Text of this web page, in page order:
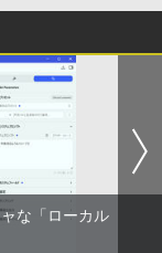
800 G
リ16GB Core i3
ウトレット 返
トップパソコン
ップパソコン デス
付き
]【PCモニター・
料無料】
冠獲得】黒/白 モ
/ 27型 240Hz/2
ゲーミングモ
ミック 全巻セッ
続巻)小山宙哉
版】AOKIMI ワイヤ
ヤホン V12 小型
最大36時間再生 ぶ
ENCノイズキャン
Type-C充電 マイク
整 スポーツ/通勤/通
レス 2L×9本
from 爽健美茶 ラ
クロ版 39 (ジャンプ
たり 9巻 (デジタル
ス)
な「ローカル